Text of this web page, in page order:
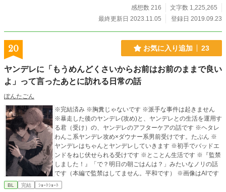
感想数 216
文字数 1,225,265
最終更新日 2023.11.05
登録日 2019.09.23
20 お気に入り追加 23
ヤンデレに「もうめんどくさいからお前はお前のままで良い
よ」って言ったあとに訪れる日常の話
ぽんたごん
※完結済み ※胸糞じゃないです ※派手な事件は起きません
※暴走した後のヤンデレ(攻め)と、ヤンデレとの生活を運用す
る君（受け）の、ヤンデレのアフターケアの話です ※ヘタレ
わんこ系ヤンデレ攻め×ダウナー系男前受けです。たぶん ※
ヤンデレはちゃんとヤンデレしていきます ※初手でバッドエ
ンドをねじ伏せられる受けです ※とことん生活です ※『監禁
しました！』「で？明日の朝ごはんは？」みたいなノリの話
です（本編で監禁はしてません。平和です） ※画像はAIです
BL 完結 ｼｮｰﾄｼｮｰﾄ